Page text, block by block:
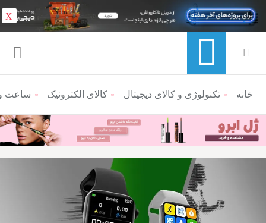
منوی ناوبری خرده نان
خانه تکنولوژی و کالای دیجیتال کالای الکترونیک ساعت و
X